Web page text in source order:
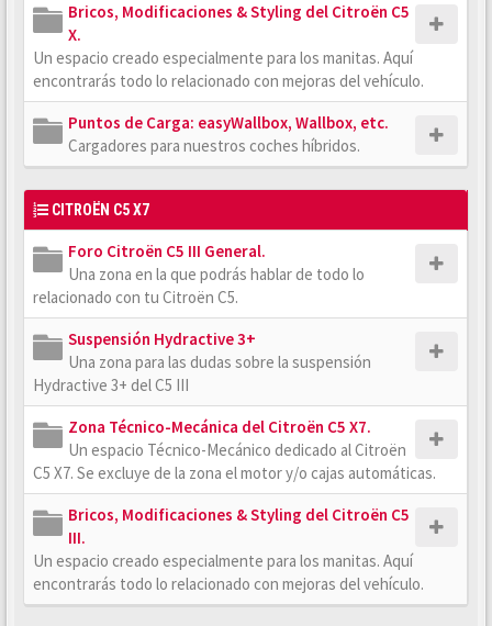
Bricos, Modificaciones & Styling del Citroën C5
X.
Un espacio creado especialmente para los manitas. Aquí
encontrarás todo lo relacionado con mejoras del vehículo.
Puntos de Carga: easyWallbox, Wallbox, etc.
Cargadores para nuestros coches híbridos.
CITROËN C5 X7
Foro Citroën C5 III General.
Una zona en la que podrás hablar de todo lo
relacionado con tu Citroën C5.
Suspensión Hydractive 3+
Una zona para las dudas sobre la suspensión
Hydractive 3+ del C5 III
Zona Técnico-Mecánica del Citroën C5 X7.
Un espacio Técnico-Mecánico dedicado al Citroën
C5 X7. Se excluye de la zona el motor y/o cajas automáticas.
Bricos, Modificaciones & Styling del Citroën C5
III.
Un espacio creado especialmente para los manitas. Aquí
encontrarás todo lo relacionado con mejoras del vehículo.